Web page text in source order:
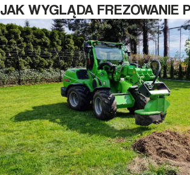
JAK WYGLĄDA FREZOWANIE